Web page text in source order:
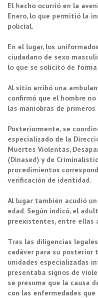
El hecho ocurrió en la
Enero, lo que permitió la
policial.
En el lugar, los
ciudadano de sexo
lo que se solicitó de
Al sitio arribó una
confirmó que el hombre
las maniobras de
Posteriormente, se
especializado de la
Muertes Violentas,
(Dinased) y de
procedimientos
verificación de identidad.
Al lugar también acudió
edad. Según indicó, el
preexistentes, entre ellas
Tras las diligencias
cadáver para su posterior
unidades especializadas
presentaba signos de
se presume que la causa
con las enfermedades